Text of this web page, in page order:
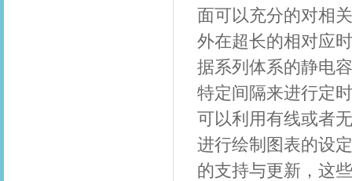
面可以充分的对相
外在超长的相对应
据系列体系的静电
特定间隔来进行定
可以利用有线或者
进行绘制图表的设
的支持与更新，这